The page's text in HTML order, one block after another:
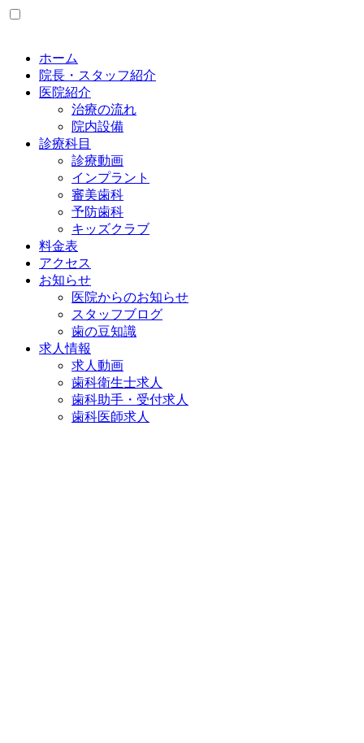
ホーム
院長・スタッフ紹介
医院紹介
治療の流れ
院内設備
診療科目
診療動画
インプラント
審美歯科
予防歯科
キッズクラブ
料金表
アクセス
お知らせ
医院からのお知らせ
スタッフブログ
歯の豆知識
求人情報
求人動画
歯科衛生士求人
歯科助手・受付求人
歯科医師求人